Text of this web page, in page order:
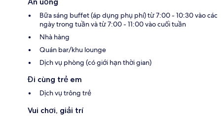
Bữa sáng buffet (áp dụng phụ phí) từ 7:00 - 10:30 vào các
ngày trong tuần và từ 7:00 - 11:00 vào cuối tuần
Nhà hàng
Quán bar/khu lounge
Dịch vụ phòng (có giới hạn thời gian)
Đi cùng trẻ em
Dịch vụ trông trẻ
Vui chơi, giải trí